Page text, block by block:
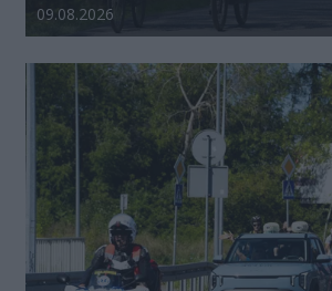
Data dodania galerii:
09.08.2026